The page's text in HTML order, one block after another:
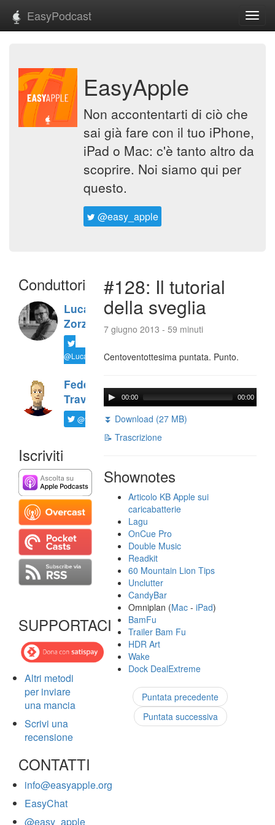
EasyPodcast
EasyApple
Non accontentarti di ciò che
sai già fare con il tuo iPhone,
iPad o Mac: c'è tanto altro da
scoprire. Noi siamo qui per
questo.
@easy_apple
Conduttori
Luca
Zorzi
@LucaTNT
Federico
Travaini
@ftrava
Iscriviti
SUPPORTACI
Altri metodi
per inviare
una mancia
Scrivi una
recensione
CONTATTI
info@easyapple.org
EasyChat
@easy_apple
#128: Il tutorial
della sveglia
7 giugno 2013 - 59 minuti
Centoventottesima puntata. Punto.
00:00 00:00
⏬ Download (27 MB)
📝 Trascrizione
Shownotes
Articolo KB Apple sui
caricabatterie
Lagu
OnCue Pro
Double Music
Readkit
60 Mountain Lion Tips
Unclutter
CandyBar
Omniplan (Mac -iPad)
BamFu
Trailer Bam Fu
HDR Art
Wake
Dock DealExtreme
Puntata precedente
Puntata successiva